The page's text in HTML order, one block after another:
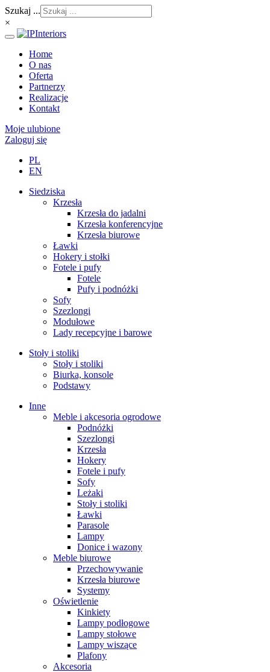
Szukaj ...
×
Home
O nas
Oferta
Partnerzy
Realizacje
Kontakt
Moje ulubione
Zaloguj się
PL
EN
Siedziska
Krzesła
Krzesła do jadalni
Krzesła konferencyjne
Krzesła biurowe
Ławki
Hokery i stołki
Fotele i pufy
Fotele
Pufy i podnóżki
Sofy
Szezlongi
Modułowe
Lady recepcyjne i barowe
Stoły i stoliki
Stoły i stoliki
Biurka, konsole
Podstawy
Inne
Meble i akcesoria ogrodowe
Podnóżki
Szezlongi
Krzesła
Hokery
Fotele i pufy
Sofy
Leżaki
Stoły i stoliki
Ławki
Parasole
Lampy
Donice i wazony
Meble biurowe
Przechowywanie
Krzesła biurowe
Systemy
Oświetlenie
Kinkiety
Lampy podłogowe
Lampy stołowe
Lampy wiszące
Plafony
Akcesoria